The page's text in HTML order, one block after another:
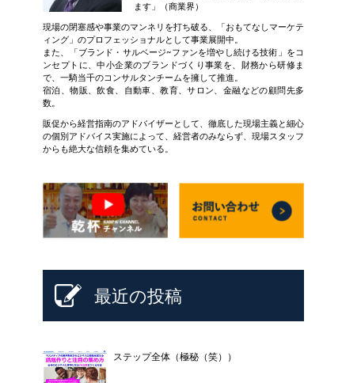
ます」（商業界）
現場の閉塞感や事業のマンネリを打ち破る、「おもてなしマーケテ
ィング」のプロフェッショナルとして事業展開中。
また、「ブランド・サルベージ~ファンを増やし続ける技術」をコ
ンセプトに、中小企業のブランドづくり事業を、財務から研修ま
で、一騎当千のコンサルタンチームを擁して推進。
宿泊、物販、飲食、自動車、教育、サロン、金融などの顧問先多
数。
販促から経営指南のアドバイザーとして、徹底した現場主義と細心
の個別アドバイス実施によって、経営者のみならず、現場スタッフ
からも絶大な信頼を集めている。
最近の投稿
ステップ全体（極秘（笑））